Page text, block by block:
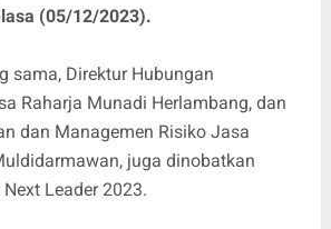
(05/12/2023).
sama, Direktur Hubungan
Raharja Munadi Herlambang, dan
dan Managemen Risiko Jasa
juga dinobatkan
Leader 2023.